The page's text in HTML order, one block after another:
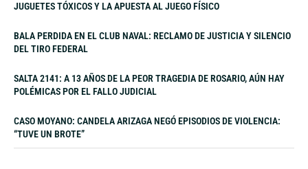
JUGUETES TÓXICOS Y LA APUESTA AL JUEGO FÍSICO
BALA PERDIDA EN EL CLUB NAVAL: RECLAMO DE JUSTICIA Y SILENCIO
DEL TIRO FEDERAL
SALTA 2141: A 13 AÑOS DE LA PEOR TRAGEDIA DE ROSARIO, AÚN HAY
POLÉMICAS POR EL FALLO JUDICIAL
CASO MOYANO: CANDELA ARIZAGA NEGÓ EPISODIOS DE VIOLENCIA:
“TUVE UN BROTE”